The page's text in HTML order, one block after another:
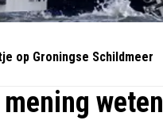
op Groningse Schildmeer
weten